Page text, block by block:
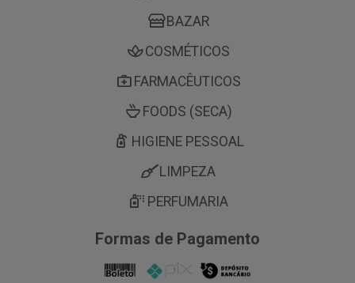
BAZAR
COSMÉTICOS
FARMACÊUTICOS
FOODS (SECA)
HIGIENE PESSOAL
LIMPEZA
PERFUMARIA
Formas de Pagamento